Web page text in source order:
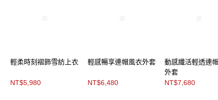
輕柔時刻褶飾雪紡上衣
NT$5,980
輕感暢享連帽風衣外套
NT$6,480
動感纖活輕透連
外套
NT$7,680